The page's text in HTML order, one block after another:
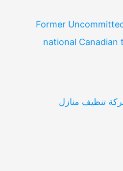
Former
national
تنظيف منازل